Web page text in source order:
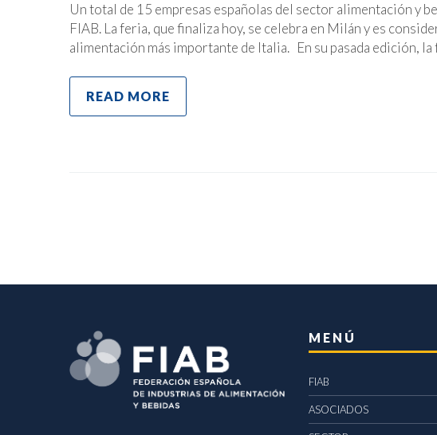
Un total de 15 empresas españolas del sector alimentación y
FIAB. La feria, que finaliza hoy, se celebra en Milán y es
alimentación más importante de Italia. En su pasada edición,
READ MORE
MENÚ
FIAB
ASOCIADOS